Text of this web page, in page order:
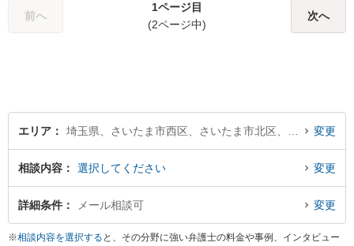
ください。一人一人に真摯に
向き合い、納得のいく解決へ
前へ
1ページ目
(2ページ中)
次へ
エリア 変更
相談内容 選択してください 変更
詳細条件 メール相談可 変更
※相談内容を選択する と、その分野に強い弁護士の料金や事例、インタビュー